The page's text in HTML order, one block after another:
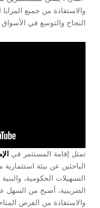
والاستفادة من جميع
النجاح والتوسع في الأسواق
تمثل إقامة المستثمر في
الباحثين عن بيئة
التسهيلات الحكومية،
الضريبية، أصبح من السهل
والاستفادة من الفرص